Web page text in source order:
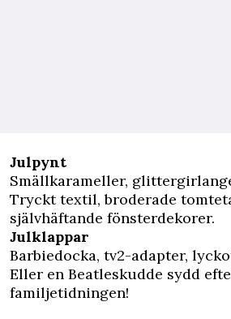
Julpynt
Smällkarameller,
Tryckt textil, broderade
självhäftande fönsterdekorer.
Julklappar
Barbiedocka, tv2-adapter,
Eller en Beatleskudde sydd
familjetidningen!